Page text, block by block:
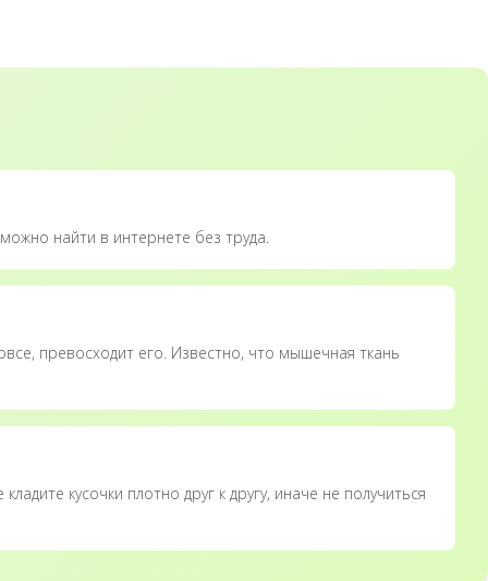
найти в интернете без труда.
превосходит его. Известно, что мышечная ткань
кусочки плотно друг к другу, иначе не получиться